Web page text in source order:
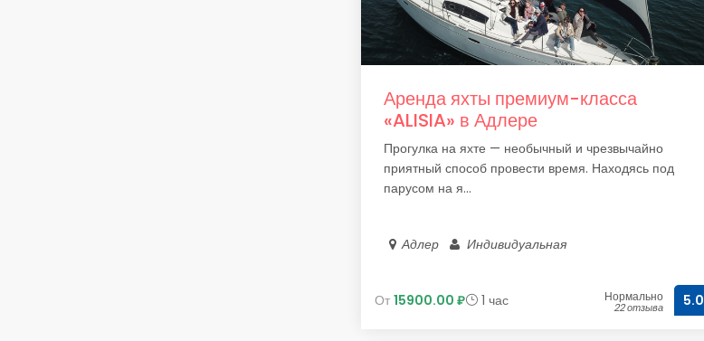
Аренда яхты премиум-класса
«ALISIA» в Адлере
Прогулка на яхте — необычный и чрезвычайно
приятный способ провести время. Находясь под
парусом на я...
Адлер Индивидуальная
От 15900.00 ₽ 1 час Нормально
22 отзыва 5.0